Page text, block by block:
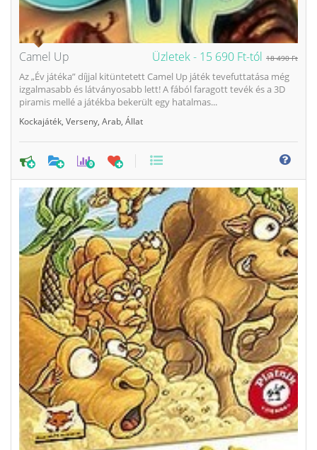
Üzletek - 15 690 Ft-tól 18 490 Ft
Camel Up
Az „Év játéka” díjjal kitüntetett Camel Up játék tevefuttatása még
izgalmasabb és látványosabb lett! A fából faragott tevék és a 3D
piramis mellé a játékba bekerült egy hatalmas...
Kockajáték, Verseny, Arab, Állat
0